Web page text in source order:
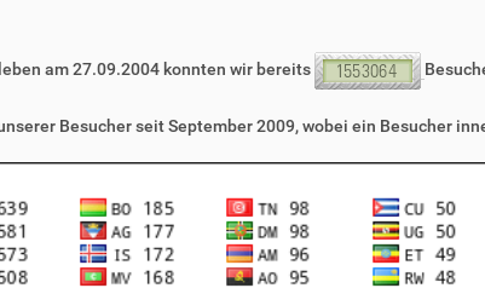
am 27.09.2004 konnten wir bereits
Besucher seit September 2009, wobei ein Besucher